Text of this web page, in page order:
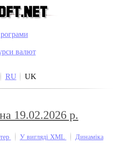
валют
RU UK
19.02.2026 р.
У вигляді XML
Динаміка